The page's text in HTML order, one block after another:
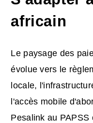
africain
Le paysage des
évolue vers le
locale,
l'accès mobile
Pesalink au PAPSS